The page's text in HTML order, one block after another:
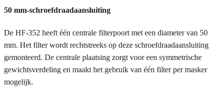
50 mm-schroefdraadaansluiting
De HF-352 heeft één centrale filterpoort met een diameter van 50
mm. Het filter wordt rechtstreeks op deze schroefdraadaansluiting
gemonteerd. De centrale plaatsing zorgt voor een symmetrische
gewichtsverdeling en maakt het gebruik van één filter per masker
mogelijk.